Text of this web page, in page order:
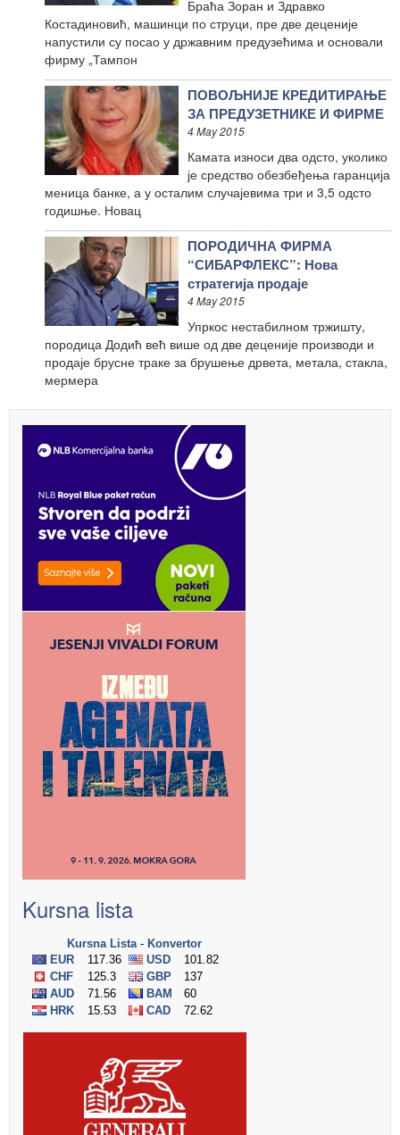
Браћа Зоран и Здравко
Костадиновић, машинци по струци, пре две деценије
напустили су посао у државним предузећима и основали
фирму „Тампон
ПОВОЉНИЈЕ КРЕДИТИРАЊЕ
ЗА ПРЕДУЗЕТНИКЕ И ФИРМЕ
4 May 2015
Камата износи два одсто, уколико
је средство обезбеђења гаранција
меница банке, а у осталим случајевима три и 3,5 одсто
годишње. Новац
ПОРОДИЧНА ФИРМА
“СИБАРФЛЕКС”: Нова
стратегија продаје
4 May 2015
Упркос нестабилном тржишту,
породица Додић већ више од две деценије производи и
продаје брусне траке за брушење дрвета, метала, стакла,
мермера
Kursna lista